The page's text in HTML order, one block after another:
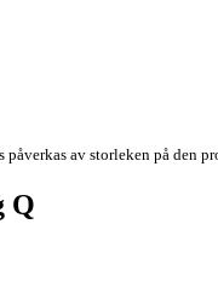
av storleken på den
Q